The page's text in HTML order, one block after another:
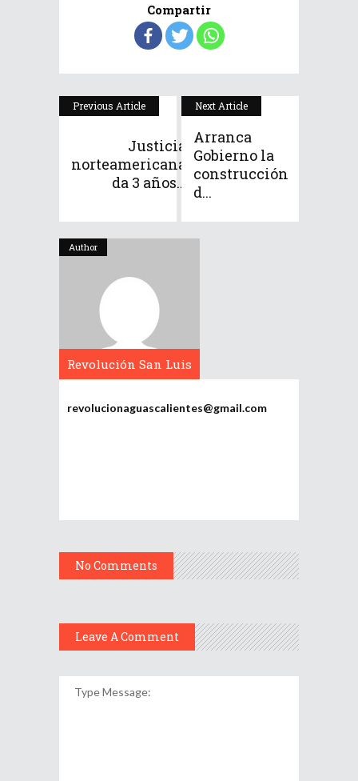
Compartir
Previous Article
Justicia
norteamericana
da 3 años...
Next Article
Arranca
Gobierno la
construcción
d...
Author
Revolución San Luis
revolucionaguascalientes@gmail.com
No Comments
Leave A Comment